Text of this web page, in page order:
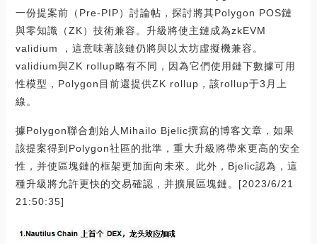
一份提案前（Pre-PIP）討論帖，探討將其Polygon POS鏈
與零知識（ZK）技術兼容。升級將使主鏈成為zkEVM
validium ，這意味著該鏈仍將與以太坊虛擬機兼容。
validium與ZK rollup略有不同，因為它們使用鏈下數據可用
性模型，Polygon目前還提供ZK rollup，該rollup于3月上
線。
據Polygon聯合創始人Mihailo Bjelic撰寫的博客文章，如果
該提案得到Polygon社區的批準，重大升級將帶來更高的安全
性，并使區塊鏈的框架更加面向未來。此外，Bjelic認為，這
種升級將允許更快的交易確認，并擴展區塊鏈。[2023/6/21
21:50:35]